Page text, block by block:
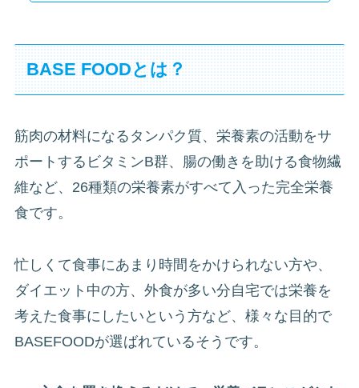
BASE FOODとは？
筋肉の材料になるタンパク質、栄養素の活動をサ
ポートするビタミンB群、腸の働きを助ける食物繊
維など、26種類の栄養素がすべて入った完全栄養
食です。
忙しくて食事にあまり時間をかけられない方や、
ダイエット中の方、外食が多い分自宅では栄養を
考えた食事にしたいという方など、様々な目的で
BASEFOODが選ばれているそうです。